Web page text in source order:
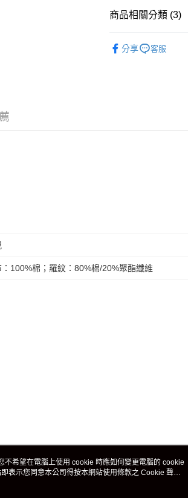
商品相關分類 (3)
分享 客服
：100%棉；羅紋：80%棉/20%聚酯纖維
客服資訊
希望在電腦上使用 cookie 時應如何變更電腦的 cookie
表示您同意本公司得按本網站使用條款之 Cookie 聲明